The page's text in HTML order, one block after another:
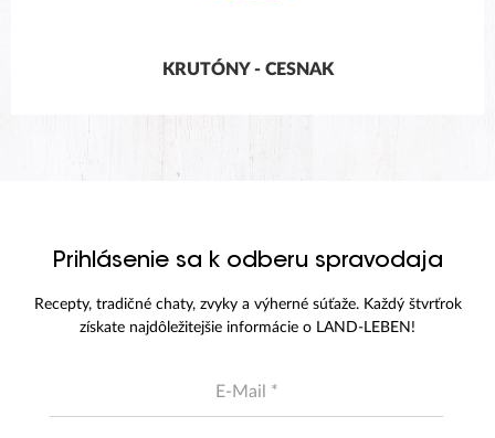
KRUTÓNY - CESNAK
Prihlásenie sa k odberu spravodaja
Recepty, tradičné chaty, zvyky a výherné súťaže. Každý štvrťrok
získate najdôležitejšie informácie o LAND-LEBEN!